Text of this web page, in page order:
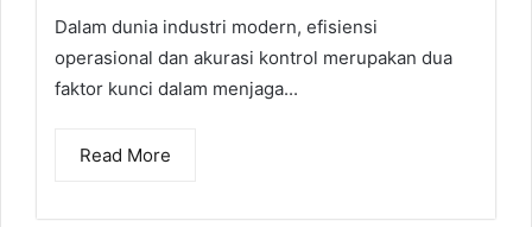
Dalam dunia industri modern, efisiensi
operasional dan akurasi kontrol merupakan dua
faktor kunci dalam menjaga...
Read More